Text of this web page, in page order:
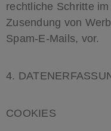
rechtliche Schritte
Zusendung von
Spam-E-Mails, vor.
4.
COOKIES